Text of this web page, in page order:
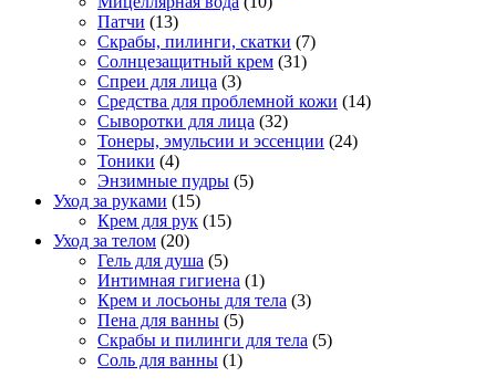
Патчи (13)
Скрабы, пилинги, скатки (7)
Солнцезащитный крем (31)
Спреи для лица (3)
Средства для проблемной кожи (14)
Сыворотки для лица (32)
Тонеры, эмульсии и эссенции (24)
Тоники (4)
Энзимные пудры (5)
Уход за руками (15)
Крем для рук (15)
Уход за телом (20)
Гель для душа (5)
Интимная гигиена (1)
Крем и лосьоны для тела (3)
Пена для ванны (5)
Скрабы и пилинги для тела (5)
Соль для ванны (1)